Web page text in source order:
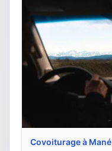
Covoiturage à